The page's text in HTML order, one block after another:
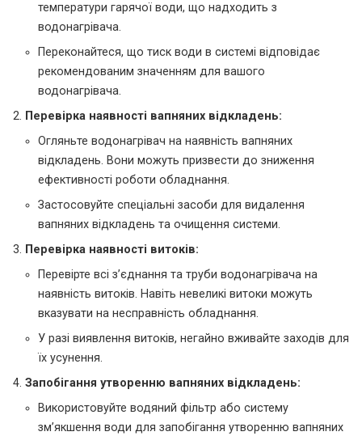
температури гарячої води, що надходить з
водонагрівача.
Переконайтеся, що тиск води в системі відповідає
рекомендованим значенням для вашого
водонагрівача.
Перевірка наявності вапняних відкладень:
Огляньте водонагрівач на наявність вапняних
відкладень. Вони можуть призвести до зниження
ефективності роботи обладнання.
Застосовуйте спеціальні засоби для видалення
вапняних відкладень та очищення системи.
Перевірка наявності витоків:
Перевірте всі з’єднання та труби водонагрівача на
наявність витоків. Навіть невеликі витоки можуть
вказувати на несправність обладнання.
У разі виявлення витоків, негайно вживайте заходів для
їх усунення.
Запобігання утворенню вапняних відкладень:
Використовуйте водяний фільтр або систему
зм’якшення води для запобігання утворенню вапняних